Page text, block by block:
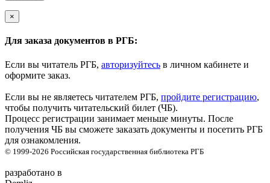
×
Для заказа документов в РГБ:
Если вы читатель РГБ, авторизуйтесь в личном кабинете и
оформите заказ.
Если вы не являетесь читателем РГБ, пройдите регистрацию,
чтобы получить читательский билет (ЧБ).
Процесс регистрации занимает меньше минуты. После
получения ЧБ вы сможете заказать документы и посетить РГБ
для ознакомления.
© 1999-2026 Российская государственная библиотека РГБ
разработано в